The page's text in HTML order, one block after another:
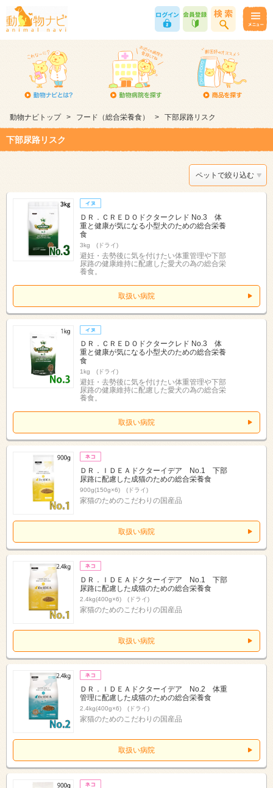
動物ナビトップ > フード（総合栄養食） > 下部尿路リスク
下部尿路リスク
ペットで絞り込む
ＤＲ．ＣＲＥＤＯドクタークレド No.3 体
重と健康が気になる小型犬のための総合栄養
食
3kg (ドライ)
避妊・去勢後に気を付けたい体重管理や下部
尿路の健康維持に配慮した愛犬の為の総合栄
養食。
取扱い病院
ＤＲ．ＣＲＥＤＯドクタークレド No.3 体
重と健康が気になる小型犬のための総合栄養
食
1kg (ドライ)
避妊・去勢後に気を付けたい体重管理や下部
尿路の健康維持に配慮した愛犬の為の総合栄
養食。
取扱い病院
ＤＲ．ＩＤＥＡドクターイデア No.1 下部
尿路に配慮した成猫のための総合栄養食
900g(150g×6) (ドライ)
家猫のためのこだわりの国産品
取扱い病院
ＤＲ．ＩＤＥＡドクターイデア No.1 下部
尿路に配慮した成猫のための総合栄養食
2.4kg(400g×6) (ドライ)
家猫のためのこだわりの国産品
取扱い病院
ＤＲ．ＩＤＥＡドクターイデア No.2 体重
管理に配慮した成猫のための総合栄養食
2.4kg(400g×6) (ドライ)
家猫のためのこだわりの国産品
取扱い病院